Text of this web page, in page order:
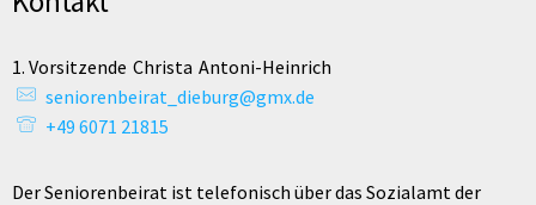
1. Vorsitzende Christa Antoni-Heinrich
seniorenbeirat_dieburg@gmx.de
+49 6071 21815
Der Seniorenbeirat ist telefonisch über das Sozialamt der